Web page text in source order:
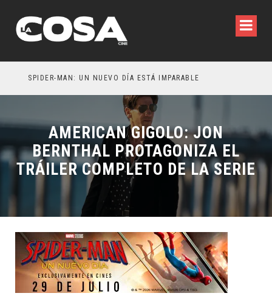
SPIDER-MAN: UN NUEVO DÍA ESTÁ IMPARABLE
AMERICAN GIGOLO: JON
BERNTHAL PROTAGONIZA EL
TRÁILER COMPLETO DE LA SERIE